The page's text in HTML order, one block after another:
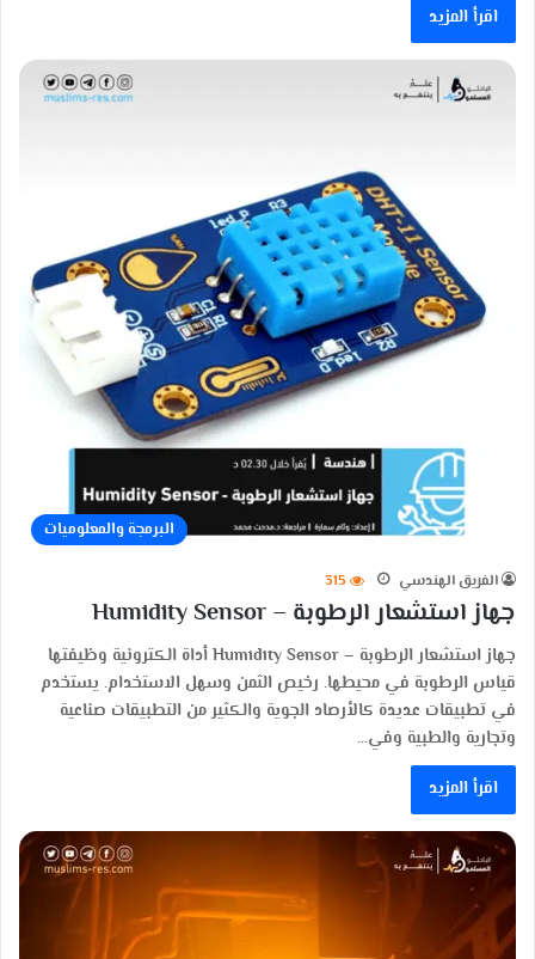
اقرأ المزيد
البرمجة والمعلوميات
الفريق الهندسي 315
جهاز استشعار الرطوبة – Humidity Sensor
جهاز استشعار الرطوبة – Humidity Sensor أداة الكترونية وظيفتها
قياس الرطوبة في محيطها. رخيص الثمن وسهل الاستخدام. يستخدم
في تطبيقات عديدة كالأرصاد الجوية والكثير من التطبيقات صناعية
وتجارية والطبية وفي…
اقرأ المزيد